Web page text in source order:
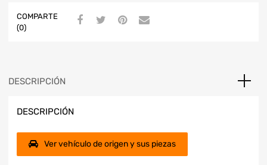
COMPARTE
(0)
DESCRIPCIÓN
DESCRIPCIÓN
Ver vehículo de origen y sus piezas